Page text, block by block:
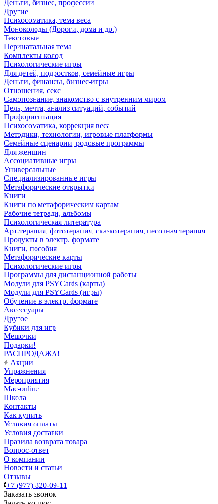
Деньги, бизнес, профессии
Другие
Психосоматика, тема веса
Моноколоды (Дороги, дома и др.)
Текстовые
Перинатальная тема
Комплекты колод
Психологические игры
Для детей, подростков, семейные игры
Деньги, финансы, бизнес-игры
Отношения, секс
Самопознание, знакомство с внутренним миром
Цель, мечта, анализ ситуаций, событий
Профориентация
Психосоматика, коррекция веса
Методики, технологии, игровые платформы
Семейные сценарии, родовые программы
Для женщин
Ассоциативные игры
Универсальные
Специализированные игры
Метафорические открытки
Книги
Книги по метафорическим картам
Рабочие тетради, альбомы
Психологическая литература
Арт-терапия, фототерапия, сказкотерапия, песочная терапия
Продукты в электр. формате
Книги, пособия
Метафорические карты
Психологические игры
Программы для дистанционной работы
Модули для PSYCards (карты)
Модули для PSYCards (игры)
Обучение в электр. формате
Аксессуары
Другое
Кубики для игр
Мешочки
Подарки!
РАСПРОДАЖА!
Акции
Упражнения
Мероприятия
Mac-online
Школа
Контакты
Как купить
Условия оплаты
Условия доставки
Правила возврата товара
Вопрос-ответ
О компании
Новости и статьи
Отзывы
+7 (977) 820-09-11
Заказать звонок